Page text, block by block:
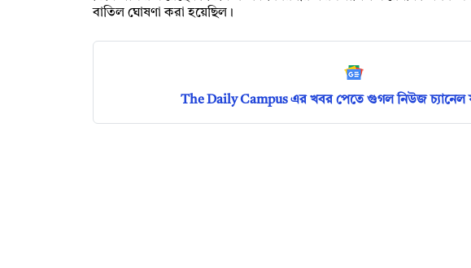
বাতিল ঘোষণা করা হয়েছিল।
The Daily Campus এর খবর পেতে গুগল নিউজ